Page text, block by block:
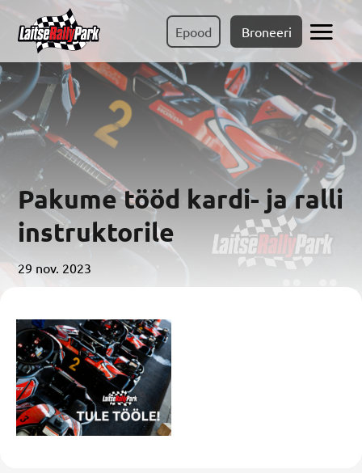
Epood Broneeri
Pakume tööd kardi- ja ralli
instruktorile
29 nov. 2023